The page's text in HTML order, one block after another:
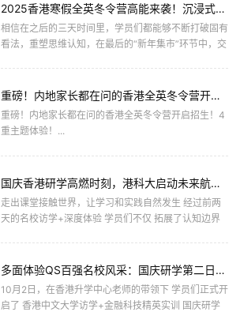
2025香港寒假全英冬令营高能来袭！沉浸式英文课堂，逐梦商业&科创之旅！
相信在之后的三天时间里，学员们都能够不断打破固有
看法，重塑思维认知，在最后的“新年集市”环节中，交
重磅！内地家长都在问的香港全英冬令营开启招生！4重主题体验！
重磅！内地家长都在问的香港全英冬令营开启招生！4
重主题体验！...
国庆香港研学高燃时刻，港科大启动未来航空领袖计划，共筑航空梦！
走出课堂接触世界，让学习和实践自然发生 经过前两
天的名校访学+深度体验 学员们不仅 拓展了认知边界
多面体验QS百强名校风采：国庆研学第二日，深入港中大，感受名师课堂！
10月2日，在香港升学中心老师的带领下 学员们正式开
启了 香港中文大学访学+金融科技精英实训 国庆研学